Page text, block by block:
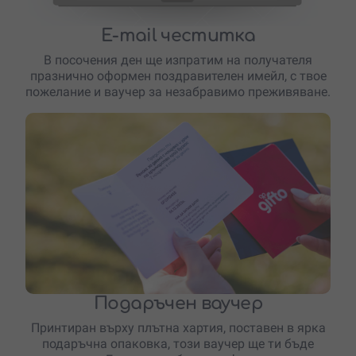
E-mail честитка
В посочения ден ще изпратим на получателя
празнично оформен поздравителен имейл, с твое
пожелание и ваучер за незабравимо преживяване.
Подаръчен ваучер
Принтиран върху плътна хартия, поставен в ярка
подаръчна опаковка, този ваучер ще ти бъде